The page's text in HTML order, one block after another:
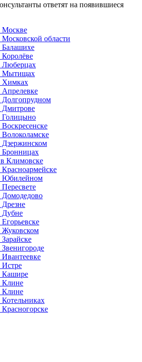
ответят на появившиеся
Москве
области
Балашихе
Люберцах
Мытищах
Химках
Долгопрудном
Дмитрове
Голицыно
Дзержинском
Бронницах
Климовске
Юбилейном
Домодедово
Дубне
Жуковском
Истре
Кашире
Клине
Клине